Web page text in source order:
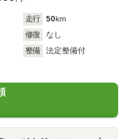
走行 50km
修復
なし
整備
法定整備付